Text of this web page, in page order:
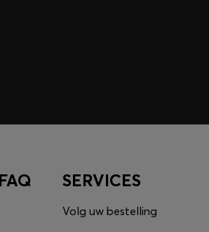
SERVICES
Volg uw bestelling